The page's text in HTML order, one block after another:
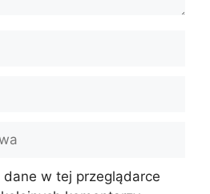
w tej przeglądarce